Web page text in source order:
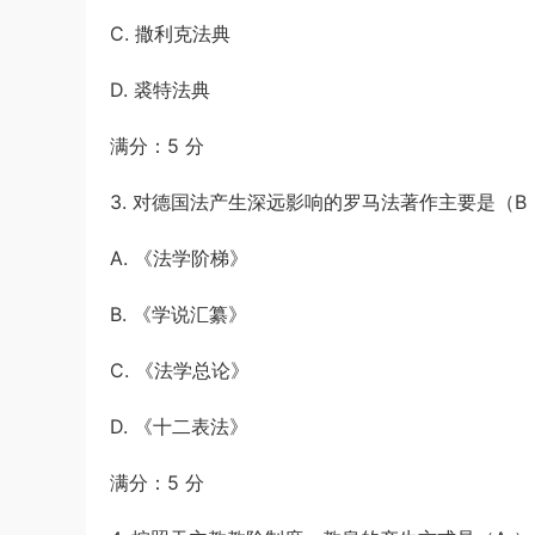
C. 撒利克法典
D. 裘特法典
满分：5 分
3. 对德国法产生深远影响的罗马法著作主要是（B
A. 《法学阶梯》
B. 《学说汇纂》
C. 《法学总论》
D. 《十二表法》
满分：5 分